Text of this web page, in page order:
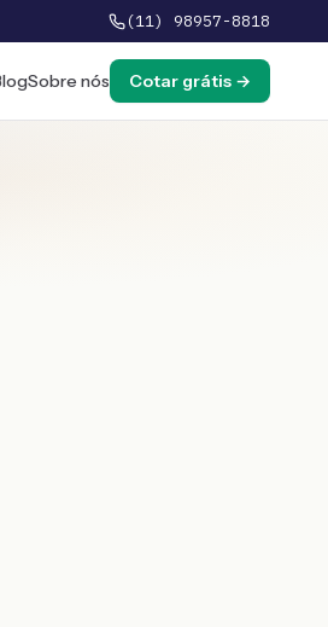
(11) 98957-8818
Sobre nós Cotar grátis →